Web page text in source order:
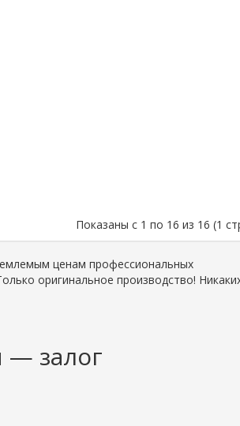
Показаны с 1 по 16 из 16 (1
ценам профессиональных
оригинальное производство!
— залог